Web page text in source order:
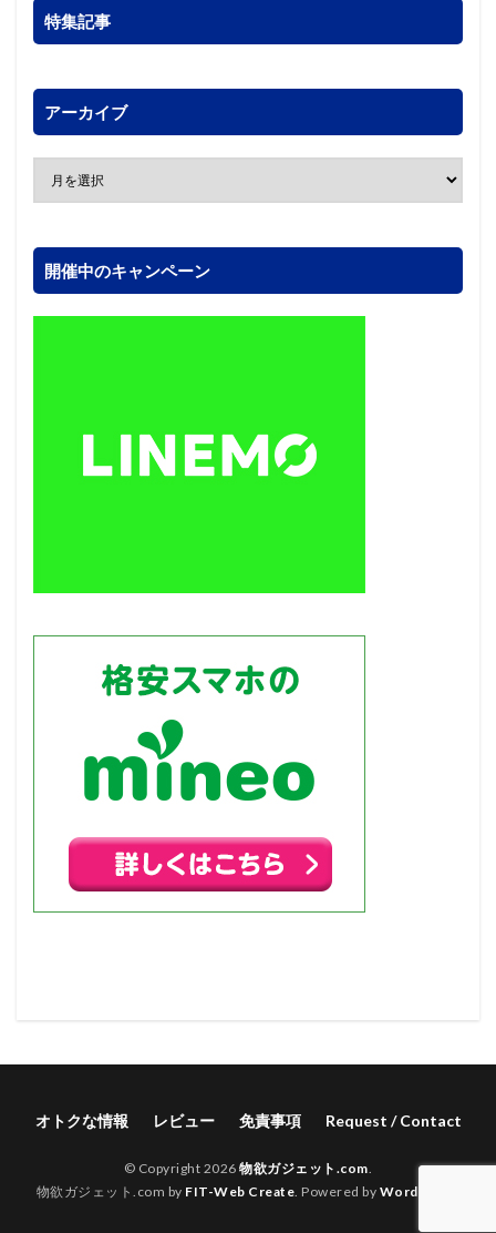
特集記事
アーカイブ
開催中のキャンペーン
オトクな情報 レビュー 免責事項 Request / Contact
© Copyright 2026物欲ガジェット.com
物欲ガジェット.com by FIT-Web Create . Powered by WordPress